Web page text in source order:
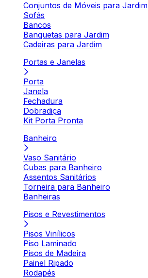
Conjuntos de Móveis para Jardim
Sofás
Bancos
Banquetas para Jardim
Cadeiras para Jardim
Portas e Janelas
Porta
Janela
Fechadura
Dobradiça
Kit Porta Pronta
Banheiro
Vaso Sanitário
Cubas para Banheiro
Assentos Sanitários
Torneira para Banheiro
Banheiras
Pisos e Revestimentos
Pisos Vinílicos
Piso Laminado
Pisos de Madeira
Painel Ripado
Rodapés